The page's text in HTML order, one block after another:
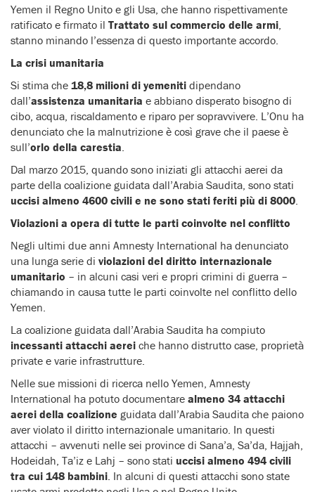
Yemen il Regno Unito e gli Usa, che hanno rispettivamente
ratificato e firmato il Trattato sul commercio delle armi
stanno minando l’essenza di questo importante accordo.
La crisi umanitaria
Si stima che 18,8 milioni di yemeniti dipendano
dall’assistenza umanitaria e abbiano disperato bisogno di
cibo, acqua, riscaldamento e riparo per sopravvivere. L’Onu ha
denunciato che la malnutrizione è così grave che il paese è
sull’orlo della carestia
Dal marzo 2015, quando sono iniziati gli attacchi aerei da
parte della coalizione guidata dall’Arabia Saudita, sono stati
uccisi almeno 4600 civili e ne sono stati feriti più di 8000
Violazioni a opera di tutte le parti coinvolte nel conflitto
Negli ultimi due anni Amnesty International ha denunciato
una lunga serie di violazioni del diritto internazionale
umanitario – in alcuni casi veri e propri crimini di guerra –
chiamando in causa tutte le parti coinvolte nel conflitto dello
Yemen.
La coalizione guidata dall’Arabia Saudita ha compiuto
incessanti attacchi aerei che hanno distrutto case, proprietà
private e varie infrastrutture.
Nelle sue missioni di ricerca nello Yemen, Amnesty
International ha potuto documentare almeno 34 attacchi
aerei della coalizione guidata dall’Arabia Saudita che paiono
aver violato il diritto internazionale umanitario. In questi
attacchi – avvenuti nelle sei province di Sana’a, Sa’da, Hajjah,
Hodeidah, Ta’iz e Lahj – sono stati uccisi almeno 494 civili
tra cui 148 bambini . In alcuni di questi attacchi sono state